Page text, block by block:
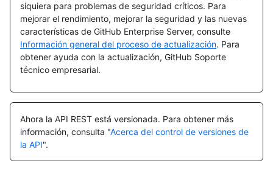
siquiera para problemas de seguridad críticos. Para
mejorar el rendimiento, mejorar la seguridad y las nuevas
características de GitHub Enterprise Server, consulte
Información general del proceso de actualización. Para
obtener ayuda con la actualización, GitHub Soporte
técnico empresarial.
Ahora la API REST está versionada. Para obtener más
información, consulta "Acerca del control de versiones de
la API".